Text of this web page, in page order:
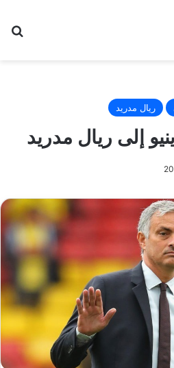
ريال مدريد
إلى ريال مدريد